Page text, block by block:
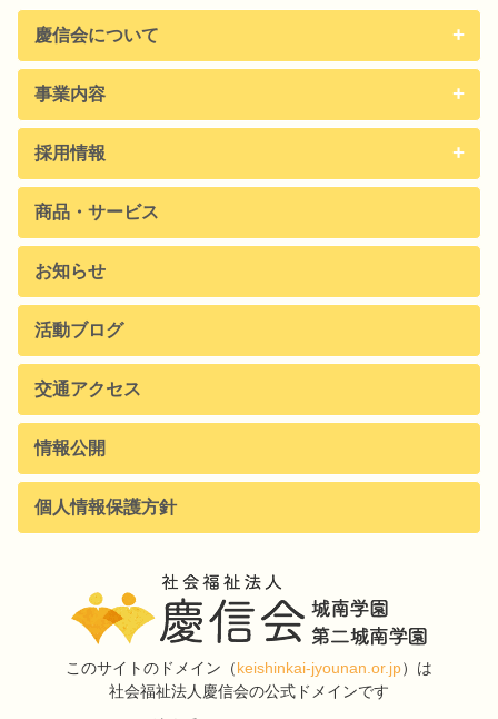
慶信会について
事業内容
採用情報
商品・サービス
お知らせ
活動ブログ
交通アクセス
情報公開
個人情報保護方針
このサイトのドメイン （keishinkai-jyounan.or.jp）は
社会福祉法人慶信会の公式ドメインです